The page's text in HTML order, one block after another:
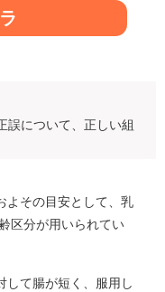
誤について、正しい組
よその目安として、乳
区分が用いられてい
して腸が短く、服用し